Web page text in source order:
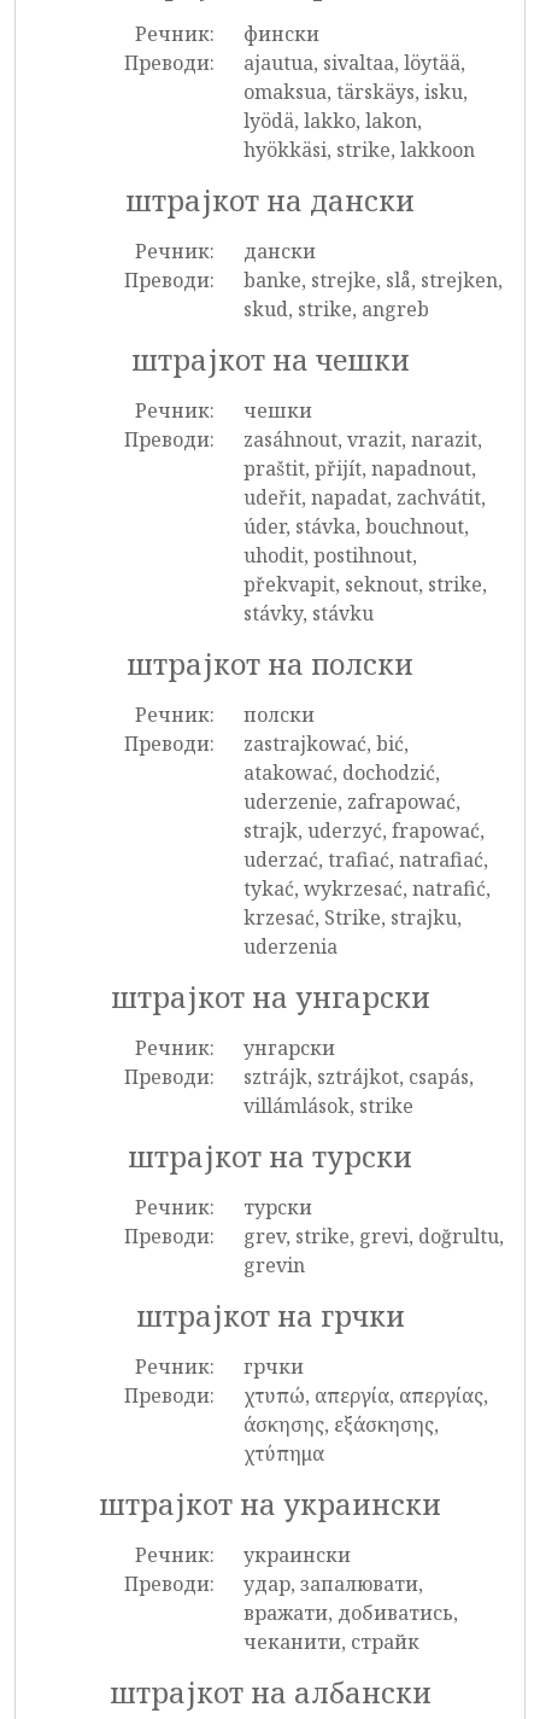
Речник:
фински
Преводи:
ajautua, sivaltaa, löytää,
omaksua, tärskäys, isku,
lyödä, lakko, lakon,
hyökkäsi, strike, lakkoon
штрајкот на дански
Речник:
дански
Преводи:
banke, strejke, slå, strejken,
skud, strike, angreb
штрајкот на чешки
Речник:
чешки
Преводи:
zasáhnout, vrazit, narazit,
praštit, přijít, napadnout,
udeřit, napadat, zachvátit,
úder, stávka, bouchnout,
uhodit, postihnout,
překvapit, seknout, strike,
stávky, stávku
штрајкот на полски
Речник:
полски
Преводи:
zastrajkować, bić,
atakować, dochodzić,
uderzenie, zafrapować,
strajk, uderzyć, frapować,
uderzać, trafiać, natrafiać,
tykać, wykrzesać, natrafić,
krzesać, Strike, strajku,
uderzenia
штрајкот на унгарски
Речник:
унгарски
Преводи:
sztrájk, sztrájkot, csapás,
villámlások, strike
штрајкот на турски
Речник:
турски
Преводи:
grev, strike, grevi, doğrultu,
grevin
штрајкот на грчки
Речник:
грчки
Преводи:
χτυπώ, απεργία, απεργίας,
άσκησης, εξάσκησης,
χτύπημα
штрајкот на украински
Речник:
украински
Преводи:
удар, запалювати,
вражати, добиватись,
чеканити, страйк
штрајкот на албански